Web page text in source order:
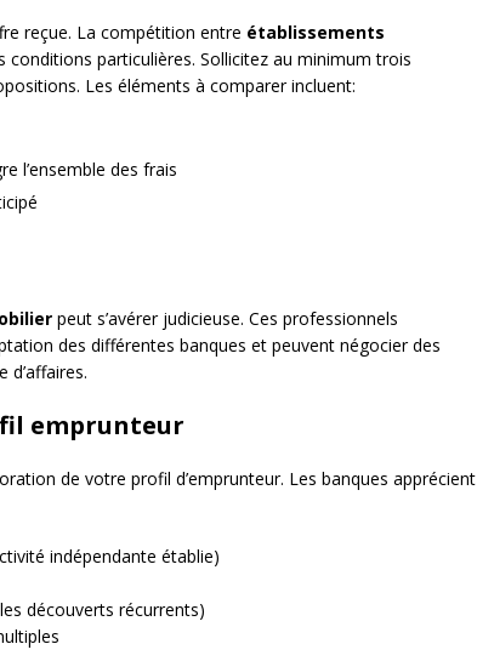
reçue. La compétition entre établissements
conditions particulières. Sollicitez au minimum trois
Les éléments à comparer incluent:
l’ensemble des frais
peut s’avérer judicieuse. Ces professionnels
des différentes banques et peuvent négocier des
emprunteur
de votre profil d’emprunteur. Les banques apprécient
indépendante établie)
découverts récurrents)